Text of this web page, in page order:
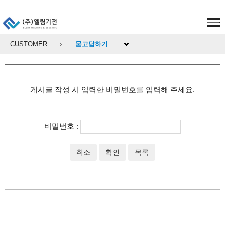
CUSTOMER 묻고답하기
게시글 작성 시 입력한 비밀번호를 입력해 주세요.
비밀번호 :
취소 확인 목록